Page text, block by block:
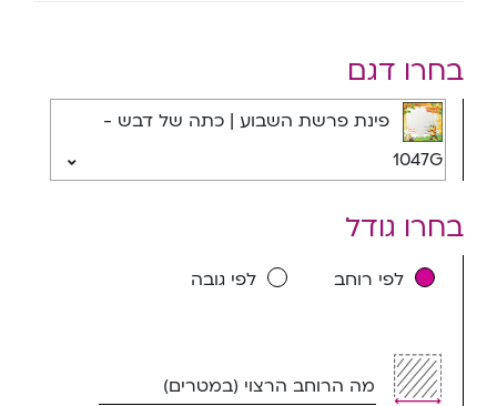
בחרו דגם
פינת פרשת השבוע | כתה של דבש -
1047G
בחרו גודל
לפי רוחב לפי גובה
מה הרוחב הרצוי (במטרים)